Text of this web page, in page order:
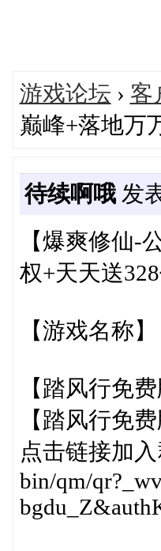
游戏论坛 › 客
巅峰+落地万
待续啊哦发
【爆爽修仙-
权+天天送
【游戏名称
【踏风行免
【踏风行免
点击链接加
bin/qm/